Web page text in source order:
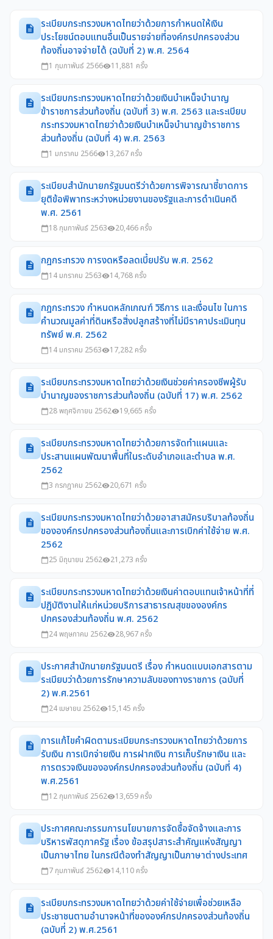
description
ระเบียบกระทรวงมหาดไทยว่าด้วยการกำหนดให้เงิน
ประโยชน์ตอบแทนอื่นเป็นรายจ่ายที่องค์กรปกครองส่วน
ท้องถิ่นอาจจ่ายได้ (ฉบับที่ 2) พ.ศ. 2564
calendar_today1 กุมภาพันธ์ 2566visibility11,881 ครั้ง
description
ระเบียบกระทรวงมหาดไทยว่าด้วยเงินบำเหน็จบำนาญ
ข้าราชการส่วนท้องถิ่น (ฉบับที่ 3) พ.ศ. 2563 และระเบียบ
กระทรวงมหาดไทยว่าด้วยเงินบำเหน็จบำนาญข้าราชการ
ส่วนท้องถิ่น (ฉบับที่ 4) พ.ศ. 2563
calendar_today1 มกราคม 2566visibility13,267 ครั้ง
description
ระเบียบสำนักนายกรัฐมนตรีว่าด้วยการพิจารณาชี้ขาดการ
ยุติข้อพิพาทระหว่างหน่วยงานของรัฐและการดำเนินคดี
พ.ศ. 2561
calendar_today18 กุมภาพันธ์ 2563visibility20,466 ครั้ง
description กฎกระทรวง การงดหรือลดเบี้ยปรับ พ.ศ. 2562
calendar_today14 มกราคม 2563visibility14,768 ครั้ง
description
กฎกระทรวง กำหนดหลักเกณฑ์ วิธีการ และเงื่อนไข ในการ
คำนวณมูลค่าที่ดินหรือสิ่งปลูกสร้างที่ไม่มีราคาประเมินทุน
ทรัพย์ พ.ศ. 2562
calendar_today14 มกราคม 2563visibility17,282 ครั้ง
description
ระเบียบกระทรวงมหาดไทยว่าด้วยเงินช่วยค่าครองชีพผู้รับ
บำนาญของราชการส่วนท้องถิ่น (ฉบับที่ 17) พ.ศ. 2562
calendar_today28 พฤศจิกายน 2562visibility19,665 ครั้ง
description
ระเบียบกระทรวงมหาดไทยว่าด้วยการจัดทำแผนและ
ประสานแผนพัฒนาพื้นที่ในระดับอำเภอและตำบล พ.ศ.
2562
calendar_today3 กรกฎาคม 2562visibility20,671 ครั้ง
description
ระเบียบกระทรวงมหาดไทยว่าด้วยอาสาสมัครบริบาลท้องถิ่น
ขององค์กรปกครองส่วนท้องถิ่นและการเบิกค่าใช้จ่าย พ.ศ.
2562
calendar_today25 มิถุนายน 2562visibility21,273 ครั้ง
description
ระเบียบกระทรวงมหาดไทยว่าด้วยเงินค่าตอบแทนเจ้าหน้าที่ที่
ปฏิบัติงานให้แก่หน่วยบริการสาธารณสุขขององค์กร
ปกครองส่วนท้องถิ่น พ.ศ. 2562
calendar_today24 พฤษภาคม 2562visibility28,967 ครั้ง
description
ประกาศสำนักนายกรัฐมนตรี เรื่อง กำหนดแบบเอกสารตาม
ระเบียบว่าด้วยการรักษาความลับของทางราชการ (ฉบับที่
2) พ.ศ.2561
calendar_today24 เมษายน 2562visibility15,145 ครั้ง
description
การแก้ไขคำผิดตามระเบียบกระทรวงมหาดไทยว่าด้วยการ
รับเงิน การเบิกจ่ายเงิน การฝากเงิน การเก็บรักษาเงิน และ
การตรวจเงินขององค์กรปกครองส่วนท้องถิ่น (ฉบับที่ 4)
พ.ศ.2561
calendar_today12 กุมภาพันธ์ 2562visibility13,659 ครั้ง
description
ประกาศคณะกรรมการนโยบายการจัดซื้อจัดจ้างและการ
บริหารพัสดุภาครัฐ เรื่อง ข้อสรุปสาระสำคัญแห่งสัญญา
เป็นภาษาไทย ในกรณีต้องทำสัญญาเป็นภาษาต่างประเทศ
calendar_today7 กุมภาพันธ์ 2562visibility14,110 ครั้ง
description
ระเบียบกระทรวงมหาดไทยว่าด้วยค่าใช้จ่ายเพื่อช่วยเหลือ
ประชาชนตามอำนาจหน้าที่ขององค์กรปกครองส่วนท้องถิ่น
(ฉบับที่ 2) พ.ศ.2561